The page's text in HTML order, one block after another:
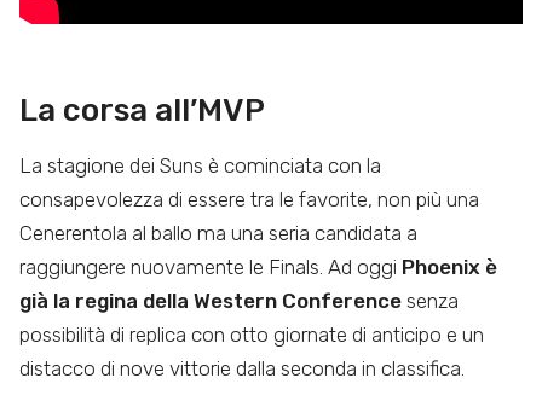
La corsa all’MVP
La stagione dei Suns è cominciata con la
consapevolezza di essere tra le favorite, non più una
Cenerentola al ballo ma una seria candidata a
raggiungere nuovamente le Finals. Ad oggi Phoenix è
già la regina della Western Conference senza
possibilità di replica con otto giornate di anticipo e un
distacco di nove vittorie dalla seconda in classifica.